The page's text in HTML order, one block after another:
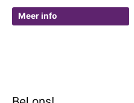
Meer info